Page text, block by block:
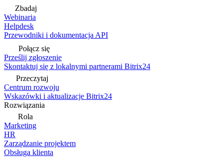
Zbadaj
Webinaria
Helpdesk
Przewodniki i dokumentacja API
Połącz się
Prześlij zgłoszenie
Skontaktuj się z lokalnymi partnerami Bitrix24
Przeczytaj
Centrum rozwoju
Wskazówki i aktualizacje Bitrix24
Rozwiązania
Rola
Marketing
HR
Zarządzanie projektem
Obsługa klienta